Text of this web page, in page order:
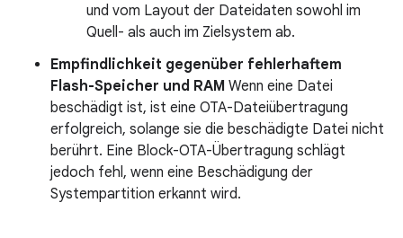
und vom Layout der Dateidaten sowohl im
Quell- als auch im Zielsystem ab.
Empfindlichkeit gegenüber fehlerhaftem
Flash-Speicher und RAM Wenn eine Datei
beschädigt ist, ist eine OTA-Dateiübertragung
erfolgreich, solange sie die beschädigte Datei nicht
berührt. Eine Block-OTA-Übertragung schlägt
jedoch fehl, wenn eine Beschädigung der
Systempartition erkannt wird.